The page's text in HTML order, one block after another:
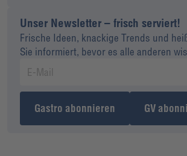
Unser Newsletter – frisch serviert!
Frische Ideen, knackige Trends und
Sie informiert, bevor es alle anderen
Gastro abonnieren GV